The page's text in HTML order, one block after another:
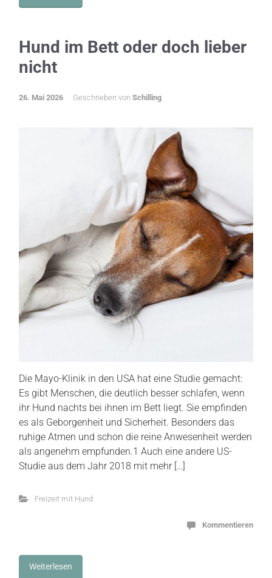
Hund im Bett oder doch lieber
nicht
26. Mai 2026 Geschrieben von Schilling
Die Mayo-Klinik in den USA hat eine Studie gemacht:
Es gibt Menschen, die deutlich besser schlafen, wenn
ihr Hund nachts bei ihnen im Bett liegt. Sie empfinden
es als Geborgenheit und Sicherheit. Besonders das
ruhige Atmen und schon die reine Anwesenheit werden
als angenehm empfunden.1 Auch eine andere US-
Studie aus dem Jahr 2018 mit mehr […]
Freizeit mit Hund
Kommentieren
Weiterlesen